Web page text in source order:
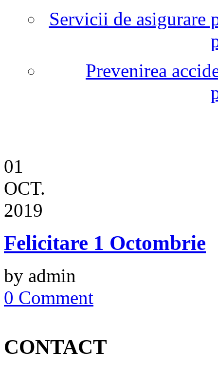
Servicii de asigurare
Prevenirea
01
OCT.
2019
Felicitare 1 Octombrie
by admin
0 Comment
CONTACT